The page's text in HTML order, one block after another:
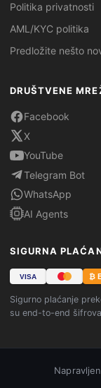
Politika privatnosti
AML/KYC politika
Predložite nešto
DRUŠTVENE
Facebook
X
YouTube
Telegram Bot
WhatsApp
AI Agents
SIGURNA
VISA ₿
Sigurno plaćanje
su end-to-end